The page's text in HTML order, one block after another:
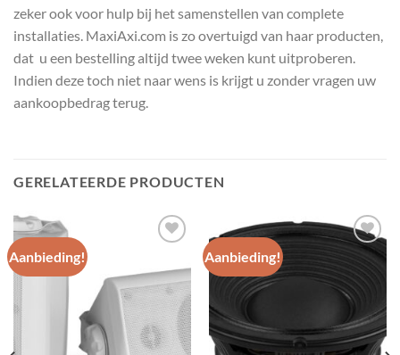
zeker ook voor hulp bij het samenstellen van complete
installaties. MaxiAxi.com is zo overtuigd van haar producten,
dat u een bestelling altijd twee weken kunt uitproberen.
Indien deze toch niet naar wens is krijgt u zonder vragen uw
aankoopbedrag terug.
GERELATEERDE PRODUCTEN
Aanbieding!
Toevoegen
aan
wenslijst
Aanbieding!
Toevoegen
aan